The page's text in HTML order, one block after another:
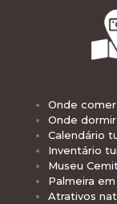
Onde comer
Onde dormir
Calendário
Inventário
Museu
Palmeira
Atrativos